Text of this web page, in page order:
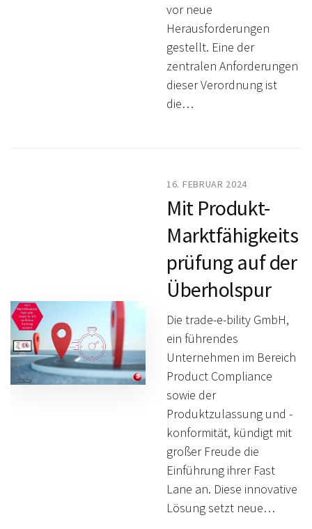
vor neue
Herausforderungen
gestellt. Eine der
zentralen Anforderungen
dieser Verordnung ist
die…
16. FEBRUAR 2024
Mit Produkt-
Marktfähigkeits
prüfung auf der
Überholspur
Die trade-e-bility GmbH,
ein führendes
Unternehmen im Bereich
Product Compliance
sowie der
Produktzulassung und -
konformität, kündigt mit
großer Freude die
Einführung ihrer Fast
Lane an. Diese innovative
Lösung setzt neue…